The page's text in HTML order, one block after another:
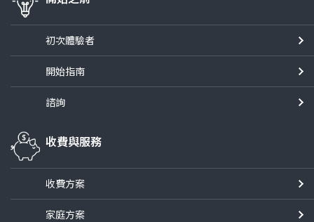
初次體驗者
開始指南
諮詢
收費與服務
收費方案
家庭方案